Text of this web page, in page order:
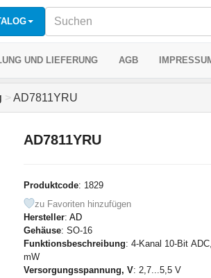
UND LIEFERUNG AGB
> AD7811YRU
AD7811YRU
Produktcode: 1829
zu Favoriten hinzufügen
Hersteller: AD
Gehäuse: SO-16
Funktionsbeschreibung: 4-Kanal 10-Bit
mW
Versorgungsspannung, V: 2,7...5,5 V